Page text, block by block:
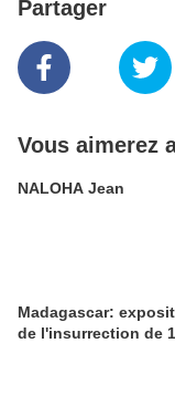
Partager
Vous aimerez
NALOHA Jean
Madagascar:
de l'insurrection de